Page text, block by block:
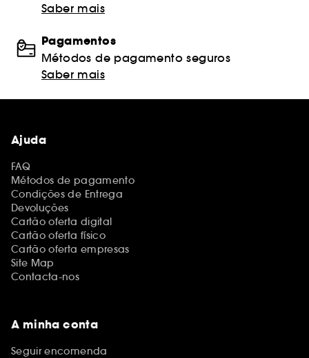
Saber mais
Pagamentos
Métodos de pagamento seguros
Saber mais
Ajuda
FAQ
Métodos de pagamento
Condições de Entrega
Devoluções
Cartão oferta digital
Cartão oferta físico
Cartão oferta empresas
Site Map
Contacta-nos
A minha conta
Seguir encomenda